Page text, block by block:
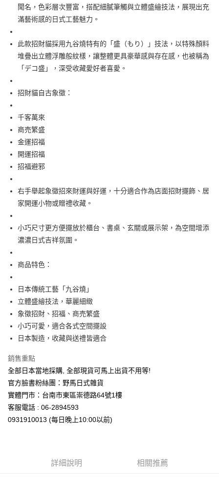
付款後全家取貨
每筆NT$65，滿NT$999(含以上)免運費
7-11取貨付款
每筆NT$65，滿NT$999(含以上)免運費
付款後7-11取貨
宅配
每筆NT$100，滿NT$999(含以上)免運費
聞名，色彩層次豐富，搭配細膩筆觸與立體盛繪技法，展現出充
滿藝術感的日式工藝魅力。
此款招財貓採用九谷燒特有的「盛（もり）」技法，以特殊顏料
堆疊出立體浮雕般紋樣，讓整體更具豪華感與存在感，也被稱為
「デコ盛」，深受收藏愛好者喜愛。
招財貓自古象徵：
千客萬來
商売繁盛
金運招福
開運招福
招福避邪
右手舉起象徵招來財運與好運，十分適合作為店面招財擺飾、居
家開運小物或贈禮收藏。
小巧尺寸更方便擺放於櫃台、書桌、玄關或展示架，為空間增添
濃濃日式吉祥氛圍。
商品特色：
日本傳統工藝「九谷燒」
立體盛繪技法，華麗細緻
象徵招財、招福、商売繁盛
小巧可愛，適合各式空間擺設
日本製造，收藏與送禮皆適合
銷售重點
全部日本當地採購, 全部現貨可馬上出貨不用等!
官方臉書粉絲團：野馬日式雜貨
實體門市：台南市東區崇德路64號1樓
客服電話 : 06-2894593
0931910013 (每日晚上10:00以前)
詳細說明 相關推薦